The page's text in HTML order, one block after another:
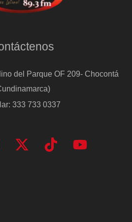
del Parque OF 209- Chocontá
333 733 0337